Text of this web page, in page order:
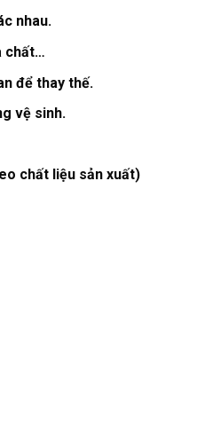
nhau.
chất…
để thay thế.
vệ sinh.
chất liệu sản xuất)